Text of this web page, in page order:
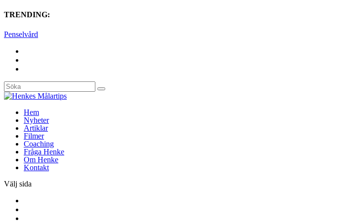
TRENDING:
Penselvård
Hem
Nyheter
Artiklar
Filmer
Coaching
Fråga Henke
Om Henke
Kontakt
Välj sida